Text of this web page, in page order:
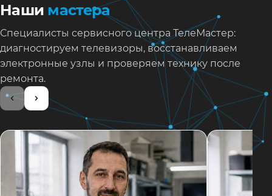
Наши мастера
Специалисты сервисного центра ТелеМастер:
диагностируем телевизоры, восстанавливаем
электронные узлы и проверяем технику после
ремонта.